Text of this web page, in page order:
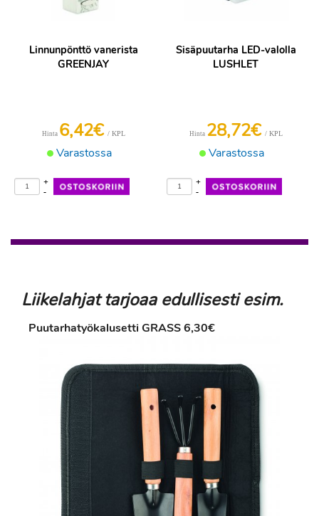
Linnunpönttö vanerista
GREENJAY
Varastossa
Hinta 6,42€ / KPL
-
+
Sisäpuutarha LED-valolla
LUSHLET
Varastossa
Hinta 28,72€ / KPL
-
+
Liikelahjat tarjoaa edullisesti esim.
Puutarhatyökalusetti GRASS 6,30€